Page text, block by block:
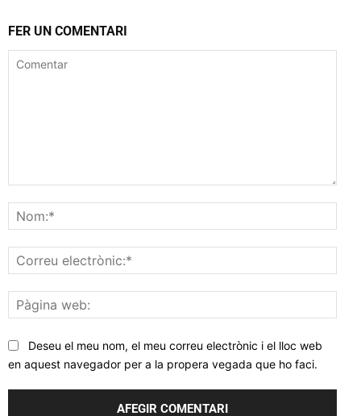
FER UN COMENTARI
web:
Deseu el meu nom, el meu correu electrònic i el lloc web
en aquest navegador per a la propera vegada que ho faci.